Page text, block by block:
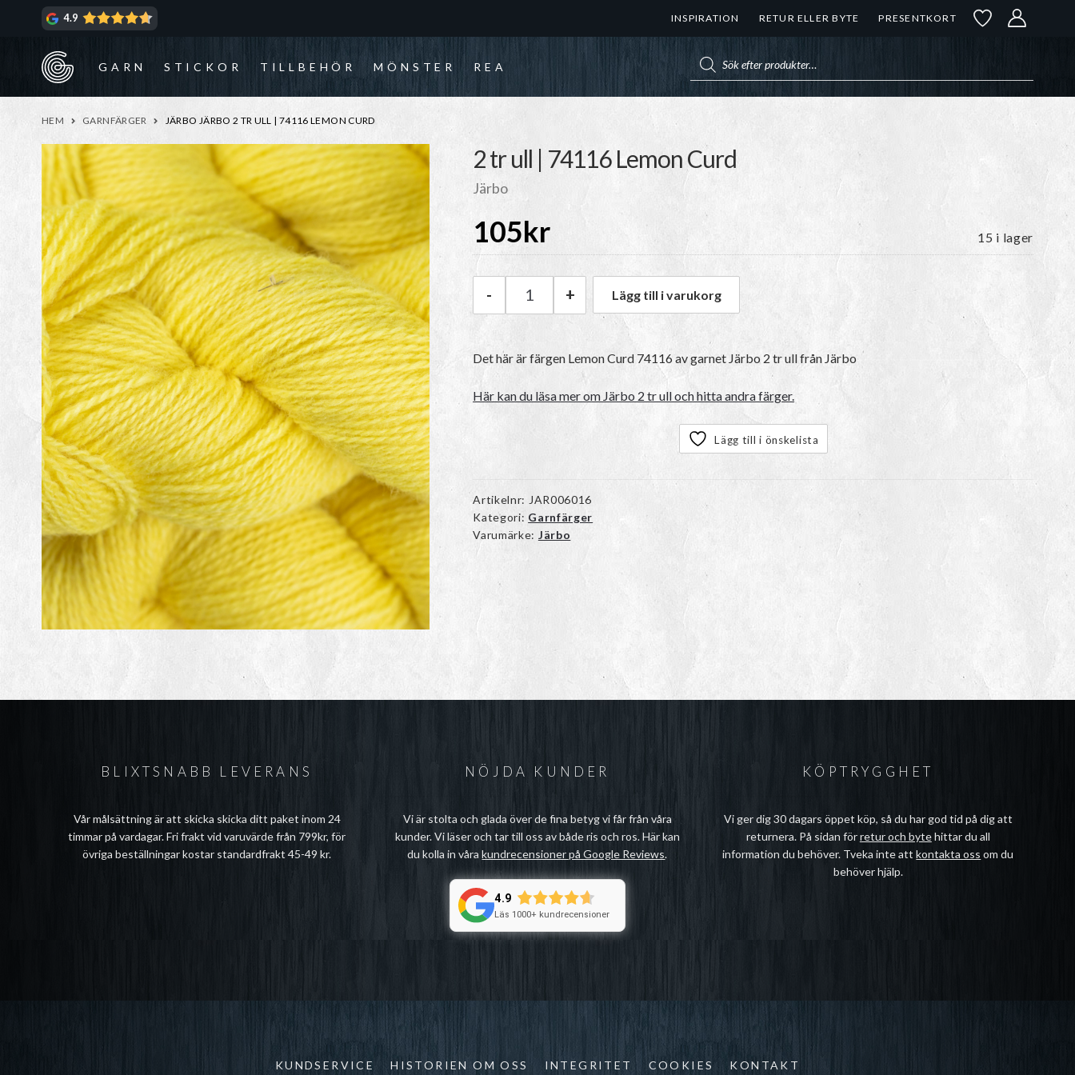
4.9 INSPIRATION RETUR ELLER BYTE PRESENTKORT
GARN STICKOR TILLBEHÖR MÖNSTER REA
HEM GARNFÄRGER JÄRBO JÄRBO 2 TR ULL | 74116 LEMON CURD
2 tr ull | 74116 Lemon Curd
Järbo
105kr 15 i lager
Järbo Järbo 2 tr ull | 74116 Lemon Curd mängd
- + Lägg till i varukorg
Det här är färgen Lemon Curd 74116 av garnet Järbo 2 tr ullfrån Järbo
Här kan du läsa mer om Järbo 2 tr ull och hitta andra färger.
Lägg till i önskelista
Artikelnr: JAR006016
Kategori: Garnfärger
Varumärke: Järbo
BLIXTSNABB LEVERANS
Vår målsättning är att skicka skicka ditt paket inom 24
timmar på vardagar. Fri frakt vid varuvärde från 799kr, för
övriga beställningar kostar standardfrakt 45-49 kr.
NÖJDA KUNDER
Vi är stolta och glada över de fina betyg vi får från våra
kunder. Vi läser och tar till oss av både ris och ros. Här kan
du kolla in vårakundrecensioner på Google Reviews.
4.9
Läs 1000+ kundrecensioner
KÖPTRYGGHET
Vi ger dig 30 dagars öppet köp, så du har god tid på dig att
returnera. På sidan förretur och bytehittar du all
information du behöver. Tveka inte attkontakta oss om du
behöver hjälp.
KUNDSERVICE HISTORIEN OM OSS INTEGRITET COOKIES KONTAKT